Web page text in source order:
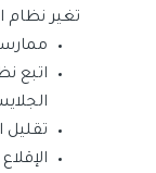
تغير نظام
اتبع
تقليل